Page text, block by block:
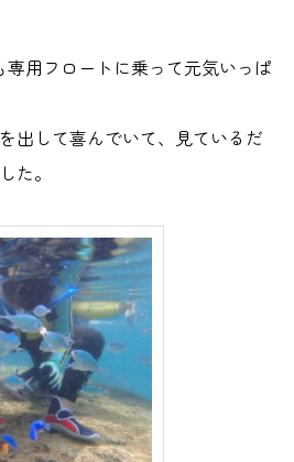
用フロートに乗って元気いっぱ
出して喜んでいて、見ているだ
た。